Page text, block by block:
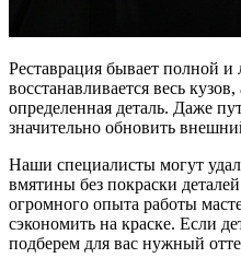
Реставрация бывает полной
восстанавливается весь
определенная деталь. Даже
значительно обновить
Наши специалисты могут
вмятины без покраски
огромного опыта работы
сэкономить на краске. Если
подберем для вас нужный